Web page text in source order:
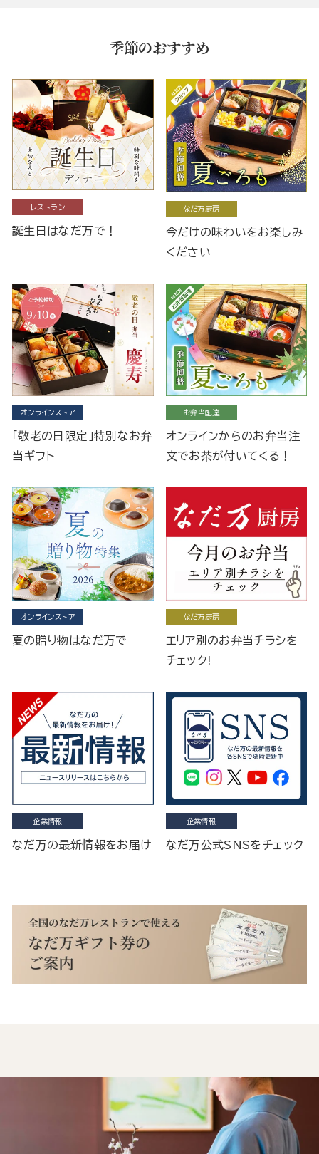
季節のおすすめ
レストラン
誕生日はなだ万で！
なだ万厨房
今だけの味わいをお楽しみ
ください
オンラインストア
「敬老の日限定」特別なお弁
当ギフト
お弁当配達
オンラインからのお弁当注
文でお茶が付いてくる！
オンラインストア
夏の贈り物はなだ万で
なだ万厨房
エリア別のお弁当チラシを
チェック!
企業情報
なだ万の最新情報をお届け
企業情報
なだ万公式SNSをチェック